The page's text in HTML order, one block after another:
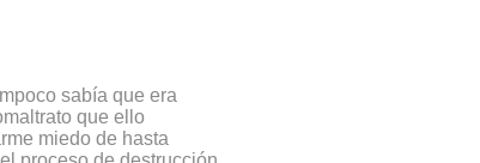
sabía que era
que ello
miedo de hasta